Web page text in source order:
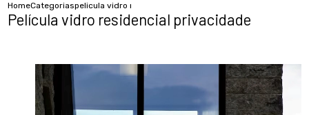
HomeCategoriaspelicula vidro residencial privacidade
Película vidro residencial privacidade